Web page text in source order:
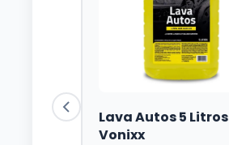
Lava Autos 5 Litros
Vonixx